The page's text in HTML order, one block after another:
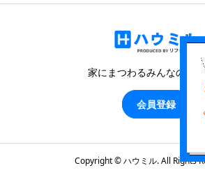
家にまつわるみんなのブ
会員登録
Copyright ©ハウミル. All Rights